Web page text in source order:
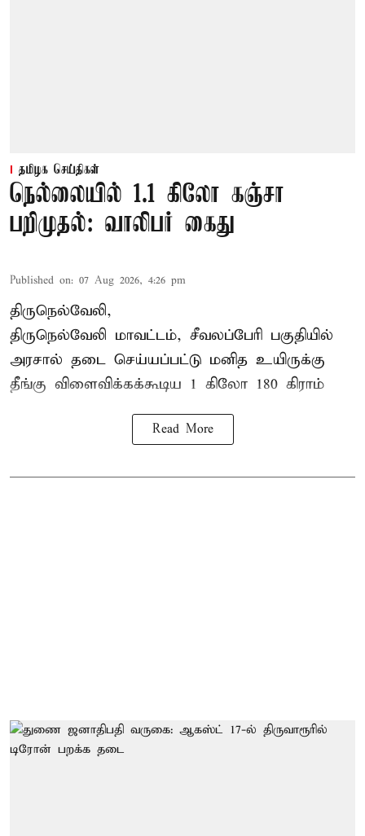
தமிழக செய்திகள்
நெல்லையில் 1.1 கிலோ கஞ்சா
பறிமுதல்: வாலிபர் கைது
Published on: 07 Aug 2026, 4:26 pm
திருநெல்வேலி,
திருநெல்வேலி மாவட்டம், சீவலப்பேரி பகுதியில்
அரசால் தடை செய்யப்பட்டு மனித உயிருக்கு
தீங்கு விளைவிக்கக்கூடிய 1 கிலோ 180 கிராம்
Read More